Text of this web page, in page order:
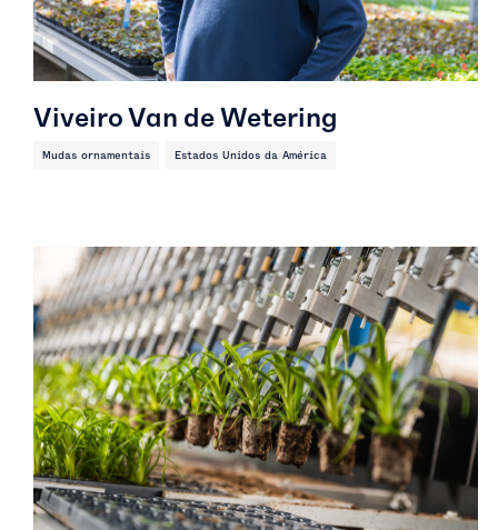
Viveiro Van de Wetering
Mudas ornamentais Estados Unidos da América